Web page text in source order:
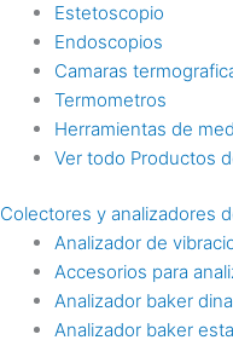
Estetoscopio
Endoscopios
Camaras
Termometros
Herramientas de
Ver todo Productos
Colectores y analizadores
Analizador de
Accesorios para
Analizador baker
Analizador baker